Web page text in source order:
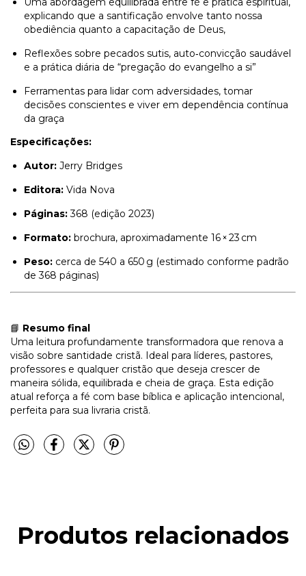
explicando que a santificação envolve tanto nossa
obediência quanto a capacitação de Deus,
Reflexões sobre pecados sutis, auto‑convicção saudável
e a prática diária de “pregação do evangelho a si”
Ferramentas para lidar com adversidades, tomar
decisões conscientes e viver em dependência contínua
da graça
Especificações:
Autor: Jerry Bridges
Editora: Vida Nova
Páginas:368 (edição 2023)
Formato: brochura, aproximadamente 16 × 23 cm
Peso: cerca de 540 a 650 g (estimado conforme padrão
de 368 páginas)
📘 Resumo final
Uma leitura profundamente transformadora que renova a
visão sobre santidade cristã. Ideal para líderes, pastores,
professores e qualquer cristão que deseja crescer de
maneira sólida, equilibrada e cheia de graça. Esta edição
atual reforça a fé com base bíblica e aplicação intencional,
perfeita para sua livraria cristã.
Produtos relacionados